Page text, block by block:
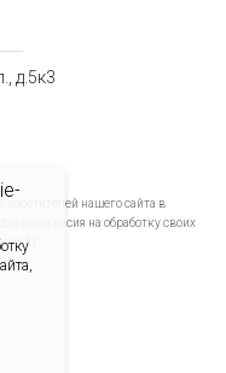
д.5к3
нашего сайта в
согласия на обработку своих
сайт.